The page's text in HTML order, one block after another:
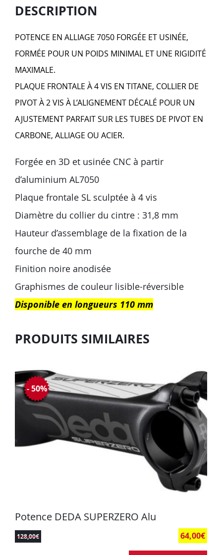
DESCRIPTION
POTENCE EN ALLIAGE 7050 FORGÉE ET USINÉE,
FORMÉE POUR UN POIDS MINIMAL ET UNE RIGIDITÉ
MAXIMALE.
PLAQUE FRONTALE À 4 VIS EN TITANE, COLLIER DE
PIVOT À 2 VIS À L’ALIGNEMENT DÉCALÉ POUR UN
AJUSTEMENT PARFAIT SUR LES TUBES DE PIVOT EN
CARBONE, ALLIAGE OU ACIER.
Forgée en 3D et usinée CNC à partir
d’aluminium AL7050
Plaque frontale SL sculptée à 4 vis
Diamètre du collier du cintre : 31,8 mm
Hauteur d’assemblage de la fixation de la
fourche de 40 mm
Finition noire anodisée
Graphismes de couleur lisible-réversible
Disponible en longueurs 110 mm
PRODUITS SIMILAIRES
Potence DEDA SUPERZERO Alu
128,00€ 64,00€
- 50%